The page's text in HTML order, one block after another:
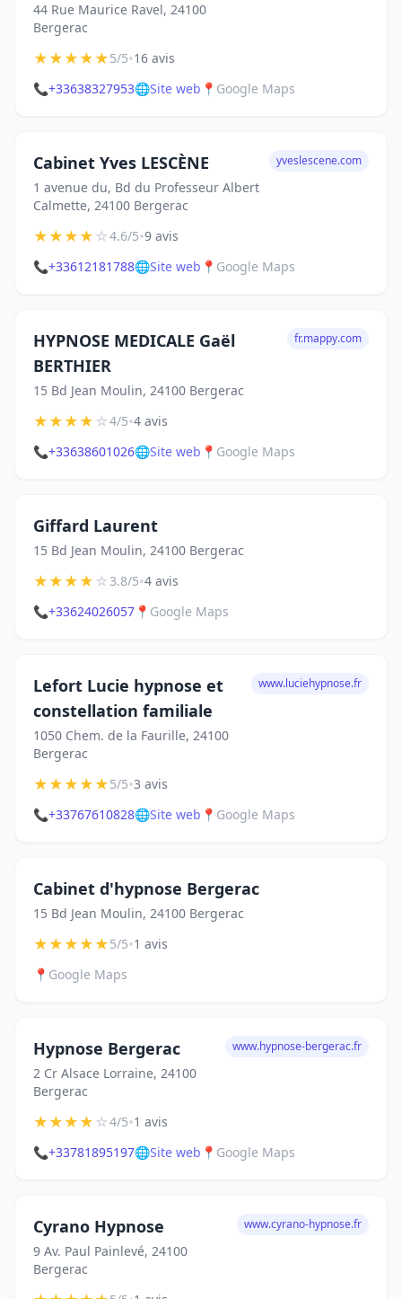
44 Rue Maurice Ravel, 24100
Bergerac
★★★★★5/5•16 avis
📞+33638327953🌐Site web 📍 Google Maps
Cabinet Yves LESCÈNE
1 avenue du, Bd du Professeur Albert
Calmette, 24100 Bergerac
yveslescene.com
★★★★☆4.6/5•9 avis
📞+33612181788🌐Site web 📍 Google Maps
HYPNOSE MEDICALE Gaël
BERTHIER
15 Bd Jean Moulin, 24100 Bergerac
fr.mappy.com
★★★★☆4/5•4 avis
📞+33638601026🌐Site web 📍 Google Maps
Giffard Laurent
15 Bd Jean Moulin, 24100 Bergerac
★★★★☆3.8/5•4 avis
📞+33624026057 📍 Google Maps
Lefort Lucie hypnose et
constellation familiale
1050 Chem. de la Faurille, 24100
Bergerac
www.luciehypnose.fr
★★★★★5/5•3 avis
📞+33767610828🌐Site web 📍 Google Maps
Cabinet d'hypnose Bergerac
15 Bd Jean Moulin, 24100 Bergerac
★★★★★5/5•1 avis
📍 Google Maps
Hypnose Bergerac
2 Cr Alsace Lorraine, 24100
Bergerac
www.hypnose-bergerac.fr
★★★★☆4/5•1 avis
📞+33781895197🌐Site web 📍 Google Maps
Cyrano Hypnose
9 Av. Paul Painlevé, 24100
Bergerac
www.cyrano-hypnose.fr